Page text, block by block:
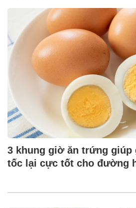
3 khung giờ ăn trứng giúp
tốc lại cực tốt cho đường